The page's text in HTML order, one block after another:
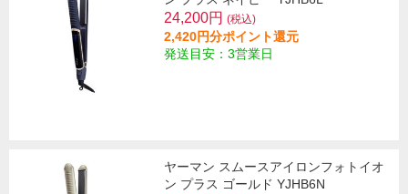
24,200円 (税込)
2,420円分ポイント還元
発送目安：3営業日
ヤーマン スムースアイロンフォトイオ
ン プラス ゴールド YJHB6N